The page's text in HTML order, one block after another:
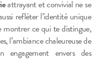
attrayant et convivial ne se
refléter l’identité unique
montrer ce qui te distingue,
l’ambiance chaleureuse de
envers des